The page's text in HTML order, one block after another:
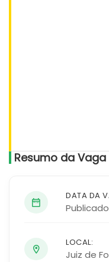
Resumo da Vaga
DATA DA
LOCAL:
Juiz de